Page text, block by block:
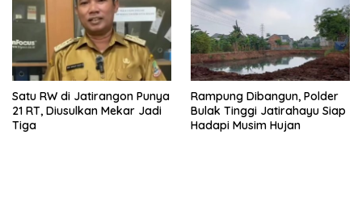
Satu RW di Jatirangon Punya
21 RT, Diusulkan Mekar Jadi
Tiga
Rampung Dibangun, Polder
Bulak Tinggi Jatirahayu Siap
Hadapi Musim Hujan